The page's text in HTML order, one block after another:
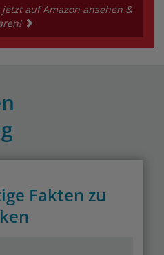
auf Amazon ansehen &
Fakten zu